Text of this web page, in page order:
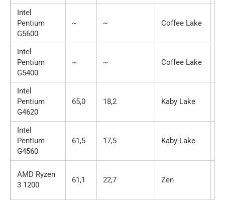
Intel
Pentium
G5600
~ ~ Coffee Lake
Intel
Pentium
G5400
~ ~ Coffee Lake
Intel
Pentium
G4620
65,0 18,2 Kaby Lake
Intel
Pentium
G4560
61,5 17,5 Kaby Lake
AMD Ryzen
3 1200
61,1 22,7 Zen